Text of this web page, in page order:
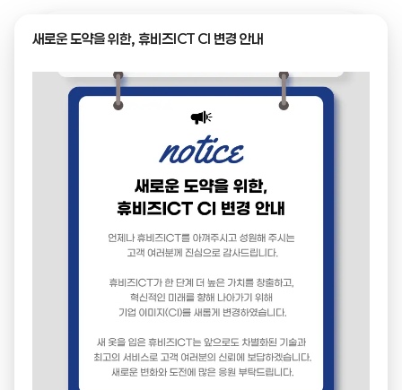
빔라이저 v2.0 소프트웨어 품질인증서
새로운 도약을 위한, 휴비즈ICT CI 변경 안내